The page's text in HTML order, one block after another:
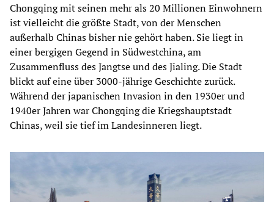
Chongqing mit seinen mehr als 20 Millionen Einwohnern
ist vielleicht die größte Stadt, von der Menschen
außerhalb Chinas bisher nie gehört haben. Sie liegt in
einer bergigen Gegend in Südwestchina, am
Zusammenfluss des Jangtse und des Jialing. Die Stadt
blickt auf eine über 3000-jährige Geschichte zurück.
Während der japanischen Invasion in den 1930er und
1940er Jahren war Chongqing die Kriegshauptstadt
Chinas, weil sie tief im Landesinneren liegt.